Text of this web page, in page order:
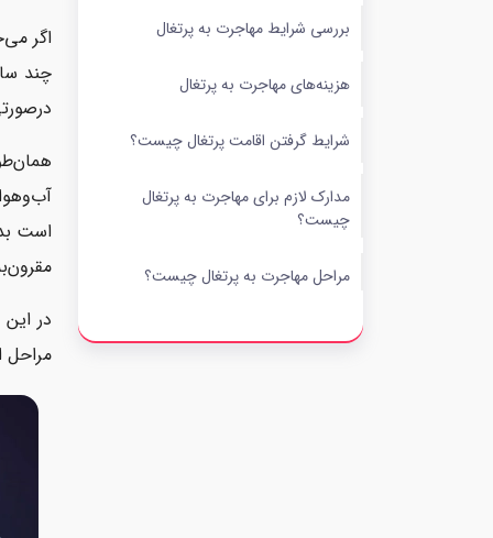
بررسی شرایط مهاجرت به پرتغال
هزینه‌های مهاجرت به پرتغال
شرایط گرفتن اقامت پرتغال چیست؟
مدارک لازم برای مهاجرت به پرتغال
چیست؟
مراحل مهاجرت به پرتغال چیست؟
اگر
چند
است
در
مراحل